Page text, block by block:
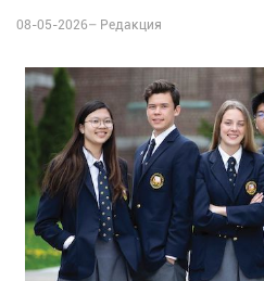
08-05-2026– Редакция